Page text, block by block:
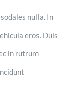
nulla. In
eros. Duis
in rutrum